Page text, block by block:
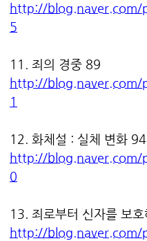
http://blog.naver.com/
5
11. 죄의 경중 89
http://
1
12. 화체설 : 실체 변화 94
http://
0
13. 죄로부터 신자를 보
http://